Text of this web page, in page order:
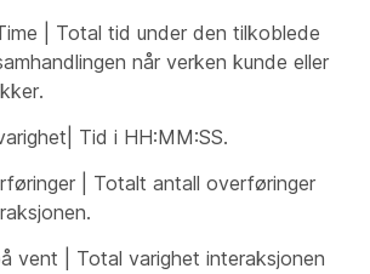
| Total tid under den tilkoblede
når verken kunde eller
Tid i HH:MM:SS.
| Totalt antall overføringer
vent | Total varighet interaksjonen